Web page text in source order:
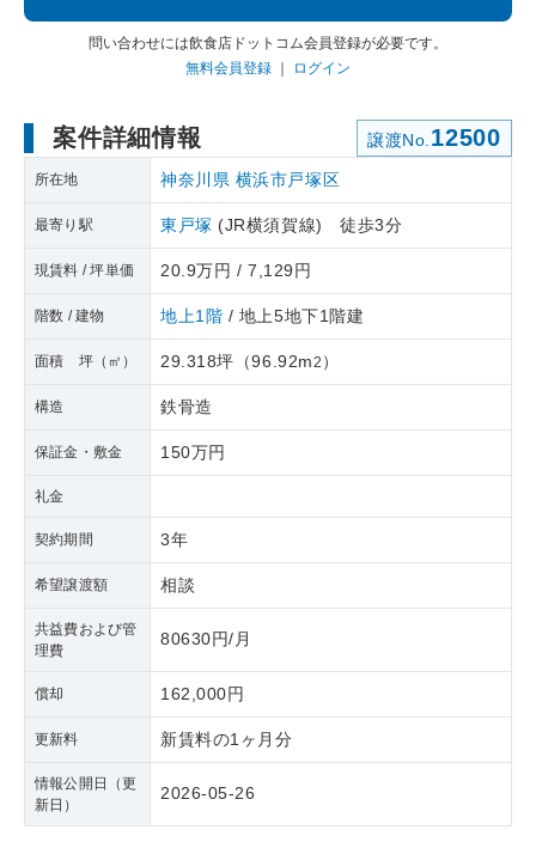
問い合わせには飲食店ドットコム会員登録が必要です。
無料会員登録
ログイン
案件詳細情報 譲渡No. 12500
所在地 神奈川県 横浜市戸塚区
最寄り駅 東戸塚 (JR横須賀線) 徒歩3分
現賃料 / 坪単価 20.9万円 / 7,129円
階数 / 建物 地上1階 / 地上5地下1階建
面積 坪（㎡） 29.318坪 （96.92m2 ）
構造 鉄骨造
保証金・敷金 150万円
礼金
契約期間 3年
希望譲渡額 相談
共益費および管
理費
80630円/月
償却 162,000円
更新料 新賃料の1ヶ月分
情報公開日（更
新日）
2026-05-26